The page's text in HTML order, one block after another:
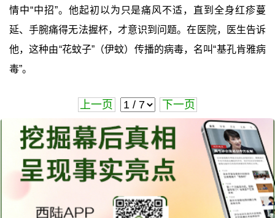
情中“中招”。他起初以为只是痛风不适，直到全身红疹蔓
延、手腕痛得无法握杯，才意识到问题。在医院，医生告诉
他，这种由“花蚊子”（伊蚊）传播的病毒，名叫“基孔肯雅病
毒”。
上一页 下一页